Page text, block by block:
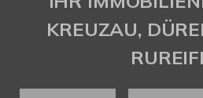
KREUZAU,